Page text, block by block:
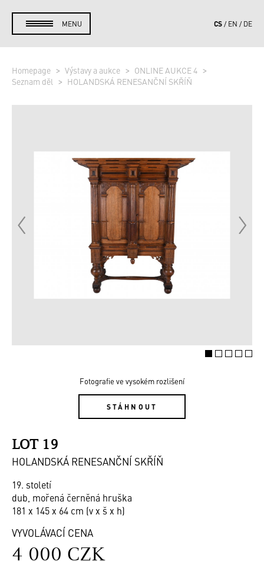
MENU CS EN DE
Homepage Výstavy a aukce
ONLINE AUKCE 4
Seznam děl
HOLANDSKÁ RENESANČNÍ SKŘÍŇ
Fotografie ve vysokém rozlišení
STÁHNOUT
LOT 19
HOLANDSKÁ RENESANČNÍ SKŘÍŇ
19. století
dub, mořená černěná hruška
181 x 145 x 64 cm (v x š x h)
VYVOLÁVACÍ CENA
4 000 CZK